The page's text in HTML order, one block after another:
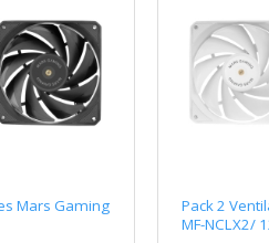
Mars Gaming
Pack 2
MF-NCLX2/